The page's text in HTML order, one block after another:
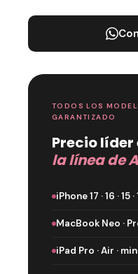
TODOS LOS
GARANTIZADO
Precio líder
la línea de
iPhone 17 · 16 · 15 ·
MacBook Neo ·
iPad Pro · Air ·